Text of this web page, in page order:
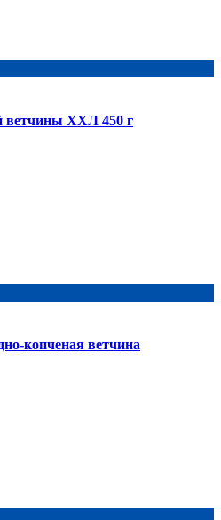
ветчины ХХЛ 450 г
ветчина